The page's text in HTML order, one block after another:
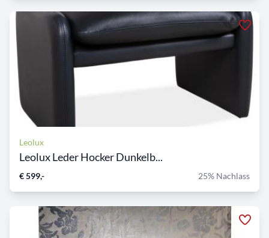
Leolux
Leolux Leder Hocker Dunkelb...
€ 599,- 25% Nachlass